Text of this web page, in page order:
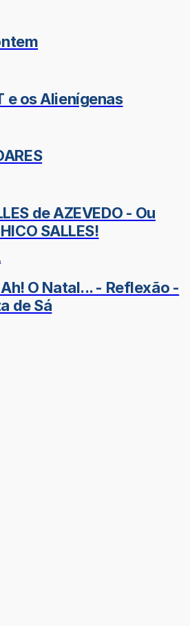
e os Alienígenas
de AZEVEDO - Ou
SALLES!
O Natal... - Reflexão -
de Sá